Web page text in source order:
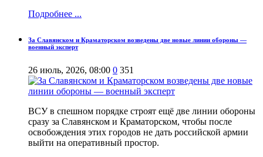
Подробнее ...
За Славянском и Краматорском возведены две новые линии обороны —
военный эксперт
26 июль, 2026, 08:00 0 351
ВСУ в спешном порядке строят ещё две линии обороны
сразу за Славянском и Краматорском, чтобы после
освобождения этих городов не дать российской армии
выйти на оперативный простор.